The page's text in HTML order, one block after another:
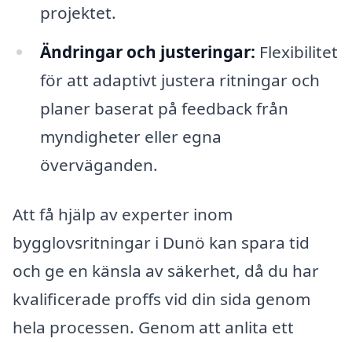
projektet.
Ändringar och justeringar: Flexibilitet
för att adaptivt justera ritningar och
planer baserat på feedback från
myndigheter eller egna
överväganden.
Att få hjälp av experter inom
bygglovsritningar i Dunö kan spara tid
och ge en känsla av säkerhet, då du har
kvalificerade proffs vid din sida genom
hela processen. Genom att anlita ett